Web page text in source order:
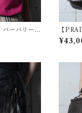
バーバリー
ト ショー
ツ berry pin
【
イカラ
ッグ